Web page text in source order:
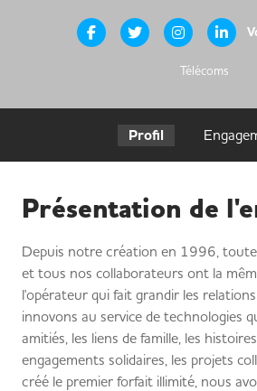
Télécoms
Profil
Présentation de
Depuis notre création en 1996,
et tous nos collaborateurs ont la
l'opérateur qui fait grandir les
innovons au service de technologies
amitiés, les liens de famille, les
engagements solidaires, les projets
créé le premier forfait illimité, nous